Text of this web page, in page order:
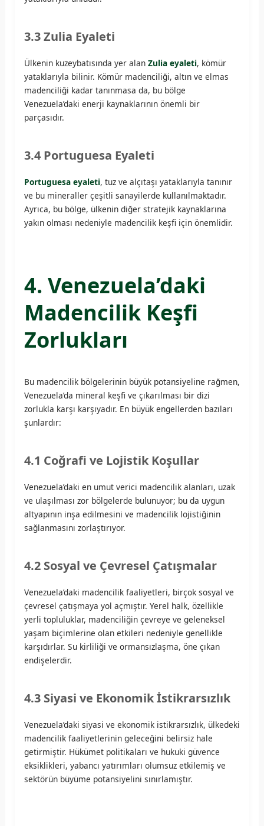
3.3 Zulia Eyaleti
Ülkenin kuzeybatısında yer alan Zulia eyaleti, kömür
yataklarıyla bilinir. Kömür madenciliği, altın ve elmas
madenciliği kadar tanınmasa da, bu bölge
Venezuela’daki enerji kaynaklarının önemli bir
parçasıdır.
3.4 Portuguesa Eyaleti
Portuguesa eyaleti, tuz ve alçıtaşı yataklarıyla tanınır
ve bu mineraller çeşitli sanayilerde kullanılmaktadır.
Ayrıca, bu bölge, ülkenin diğer stratejik kaynaklarına
yakın olması nedeniyle madencilik keşfi için önemlidir.
4. Venezuela’daki
Madencilik Keşfi
Zorlukları
Bu madencilik bölgelerinin büyük potansiyeline rağmen,
Venezuela’da mineral keşfi ve çıkarılması bir dizi
zorlukla karşı karşıyadır. En büyük engellerden bazıları
şunlardır:
4.1 Coğrafi ve Lojistik Koşullar
Venezuela’daki en umut verici madencilik alanları, uzak
ve ulaşılması zor bölgelerde bulunuyor; bu da uygun
altyapının inşa edilmesini ve madencilik lojistiğinin
sağlanmasını zorlaştırıyor.
4.2 Sosyal ve Çevresel Çatışmalar
Venezuela’daki madencilik faaliyetleri, birçok sosyal ve
çevresel çatışmaya yol açmıştır. Yerel halk, özellikle
yerli topluluklar, madenciliğin çevreye ve geleneksel
yaşam biçimlerine olan etkileri nedeniyle genellikle
karşıdırlar. Su kirliliği ve ormansızlaşma, öne çıkan
endişelerdir.
4.3 Siyasi ve Ekonomik İstikrarsızlık
Venezuela’daki siyasi ve ekonomik istikrarsızlık, ülkedeki
madencilik faaliyetlerinin geleceğini belirsiz hale
getirmiştir. Hükümet politikaları ve hukuki güvence
eksiklikleri, yabancı yatırımları olumsuz etkilemiş ve
sektörün büyüme potansiyelini sınırlamıştır.